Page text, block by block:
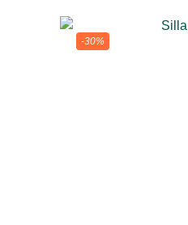
-30%